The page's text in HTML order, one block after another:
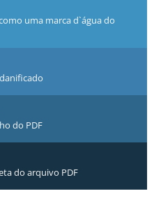
uma marca d`água do
do PDF
do arquivo PDF